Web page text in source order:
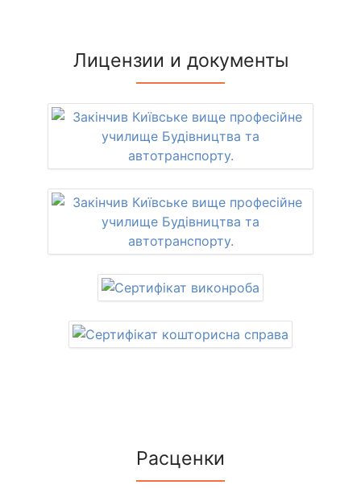
Лицензии и документы
Расценки